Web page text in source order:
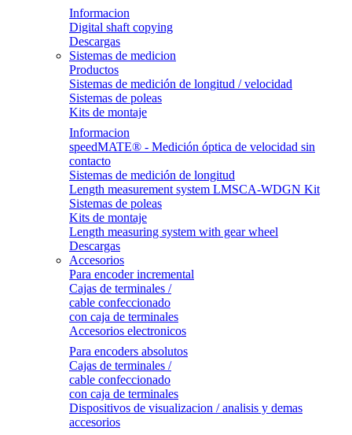
Informacion
Digital shaft copying
Descargas
Sistemas de medicion
Productos
Sistemas de medición de longitud / velocidad
Sistemas de poleas
Kits de montaje
Informacion
speedMATE® - Medición óptica de velocidad sin
contacto
Sistemas de medición de longitud
Length measurement system LMSCA-WDGN Kit
Sistemas de poleas
Kits de montaje
Length measuring system with gear wheel
Descargas
Accesorios
Para encoder incremental
Cajas de terminales /
cable confeccionado
con caja de terminales
Accesorios electronicos
Para encoders absolutos
Cajas de terminales /
cable confeccionado
con caja de terminales
Dispositivos de visualizacion / analisis y demas
accesorios